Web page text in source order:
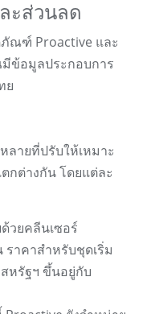
ะส่วนลด
ณฑ์ Proactive และ
ข้อมูลประกอบการ
ย
ายที่ปรับให้เหมาะ
กต่างกัน โดยแต่ละ
วยคลีนเซอร์
าคาสำหรับชุดเริ่ม
หรัฐฯ ขึ้นอยู่กับ